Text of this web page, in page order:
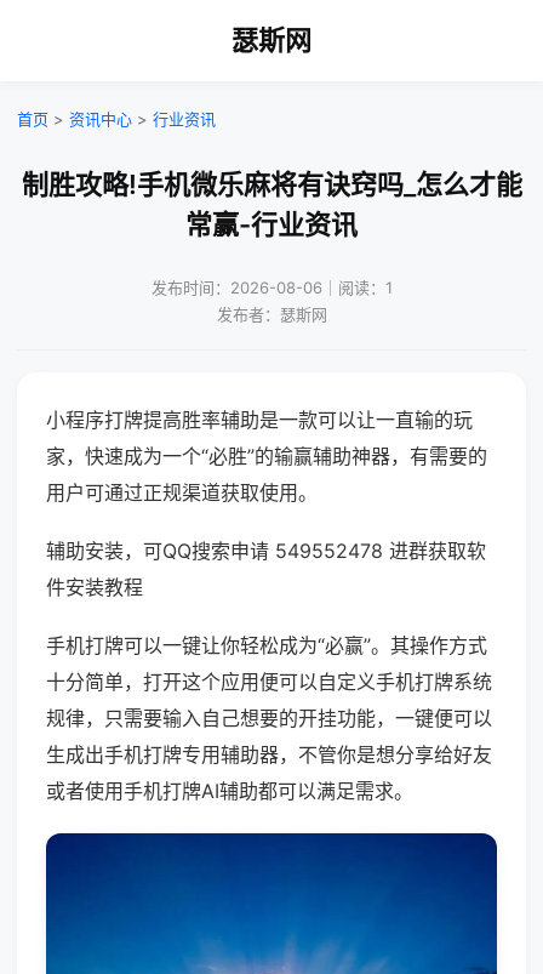
瑟斯网
首页 > 资讯中心 > 行业资讯
制胜攻略!手机微乐麻将有诀窍吗_怎么才能
常赢-行业资讯
发布时间：2026-08-06｜阅读：1
发布者：瑟斯网
小程序打牌提高胜率辅助是一款可以让一直输的玩
家，快速成为一个“必胜”的输赢辅助神器，有需要的
用户可通过正规渠道获取使用。
辅助安装，可QQ搜索申请 549552478 进群获取软
件安装教程
手机打牌可以一键让你轻松成为“必赢”。其操作方式
十分简单，打开这个应用便可以自定义手机打牌系统
规律，只需要输入自己想要的开挂功能，一键便可以
生成出手机打牌专用辅助器，不管你是想分享给好友
或者使用手机打牌AI辅助都可以满足需求。